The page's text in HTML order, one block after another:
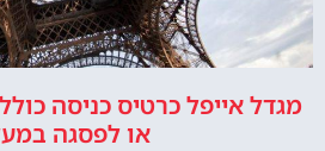
מגדל אייפל כרטיס כניסה
או לפסגה